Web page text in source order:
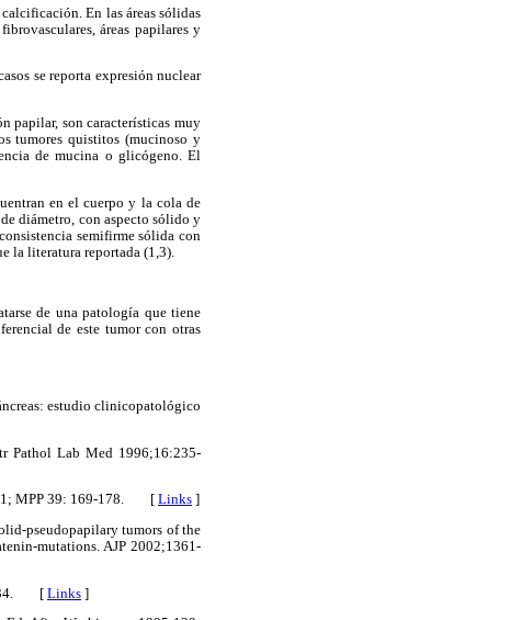
En las áreas sólidas
áreas papilares y
se reporta expresión nuclear
papilar, son características muy
tumores quistitos (mucinoso y
de mucina o glicógeno. El
en el cuerpo y la cola de
diámetro, con aspecto sólido y
semifirme sólida con
la literatura reportada (1,3).
de una patología que tiene
de este tumor con otras
estudio clinicopatológico
Pathol Lab Med 1996;16:235-
MPP 39: 169-178. [ Links ]
pseudopapilary tumors of the
mutations. AJP 2002;1361-
434. [ Links ]